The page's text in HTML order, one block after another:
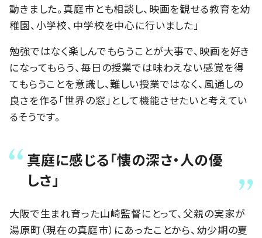
動きました。真庭市とも相談し、映画を観せる教育を幼
稚園、小学校、中学校を中心に行いました」
勉強ではなく楽しんでもらうことが大事で、映画を好き
になってもらう、毎日の授業では味わえない感覚を得
てもらうことを意識し、難しい授業ではなく、風通しの
良さを作る「世界の窓」として機能させたいと考えてい
るそうです。
真庭に感じる「懐の深さ・人の優
しさ」
大阪で生まれ育った山崎監督にとって、父親の実家が
湯原町（現在の真庭市）にあったことから、幼少期の夏